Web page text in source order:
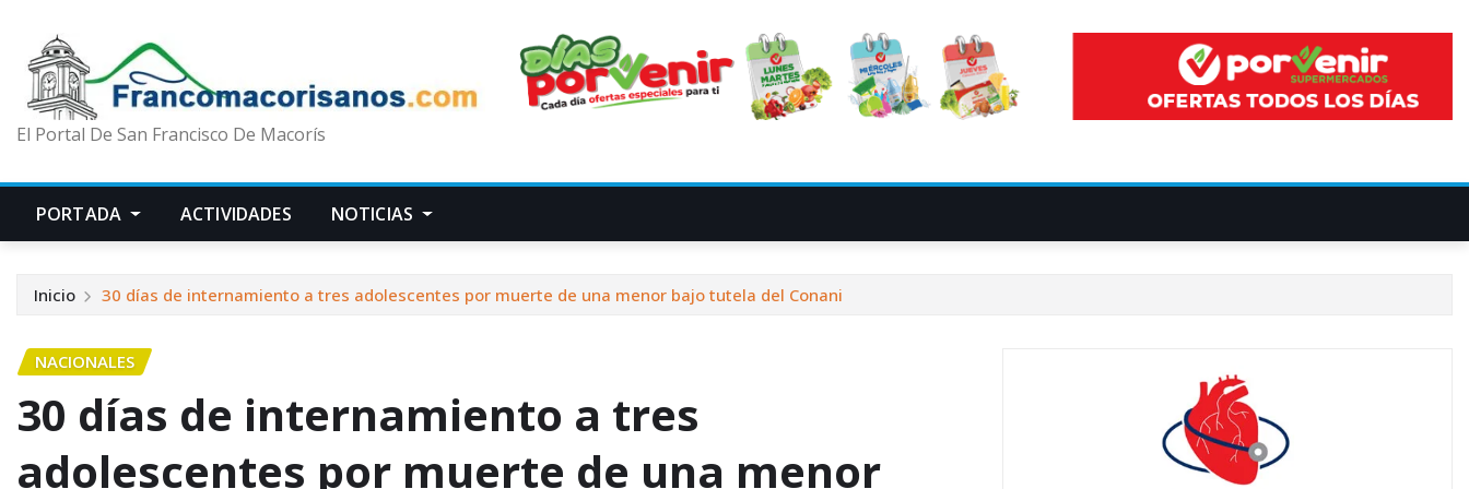
El Portal De San Francisco De Macorís
PORTADA ACTIVIDADES NOTICIAS
Inicio 30 días de internamiento a tres adolescentes por muerte de una menor bajo tutela del Conani
NACIONALES
30 días de internamiento a tres
adolescentes por muerte de una menor